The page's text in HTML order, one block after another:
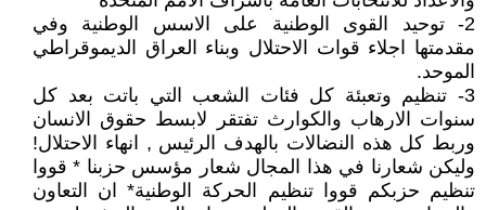
2- توحيد القوى الوطنية على الاسس الوطنية وفي
مقدمتها اجلاء قوات الاحتلال وبناء العراق الديموقراطي
الموحد.
3- تنظيم وتعبئة كل فئات الشعب التي باتت بعد كل
سنوات الارهاب والكوارث تفتقر لابسط حقوق الانسان
وربط كل هذه النضالات بالهدف الرئيس , انهاء الاحتلال!
وليكن شعارنا في هذا المجال شعار مؤسس حزبنا * قووا
تنظيم حزبكم قووا تنظيم الحركة الوطنية* ان التعاون